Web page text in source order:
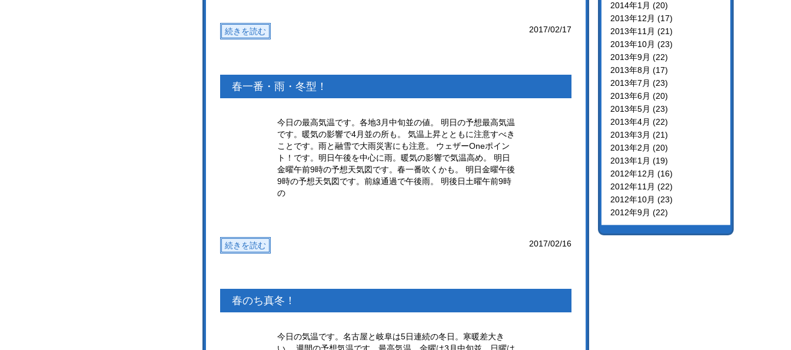
続きを読む 2017/02/17
春一番・雨・冬型！
今日の最高気温です。各地3月中旬並の値。 明日の予想最高気温
です。暖気の影響で4月並の所も。 気温上昇とともに注意すべき
ことです。雨と融雪で大雨災害にも注意。 ウェザーOneポイン
ト！です。明日午後を中心に雨。暖気の影響で気温高め。 明日
金曜午前9時の予想天気図です。春一番吹くかも。 明日金曜午後
9時の予想天気図です。前線通過で午後雨。 明後日土曜午前9時
の
続きを読む 2017/02/16
春のち真冬！
今日の気温です。名古屋と岐阜は5日連続の冬日。寒暖差大き
2014年1月 (20)
2013年12月 (17)
2013年11月 (21)
2013年10月 (23)
2013年9月 (22)
2013年8月 (17)
2013年7月 (23)
2013年6月 (20)
2013年5月 (23)
2013年4月 (22)
2013年3月 (21)
2013年2月 (20)
2013年1月 (19)
2012年12月 (16)
2012年11月 (22)
2012年10月 (23)
2012年9月 (22)